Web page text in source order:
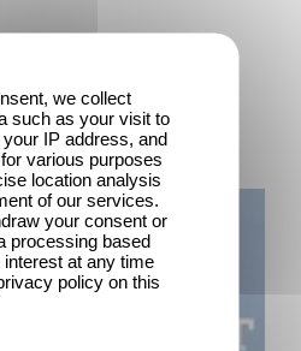
we collect
such as your visit to
IP address, and
various purposes
location analysis
of our services.
your consent or
processing based
interest at any time
policy on this